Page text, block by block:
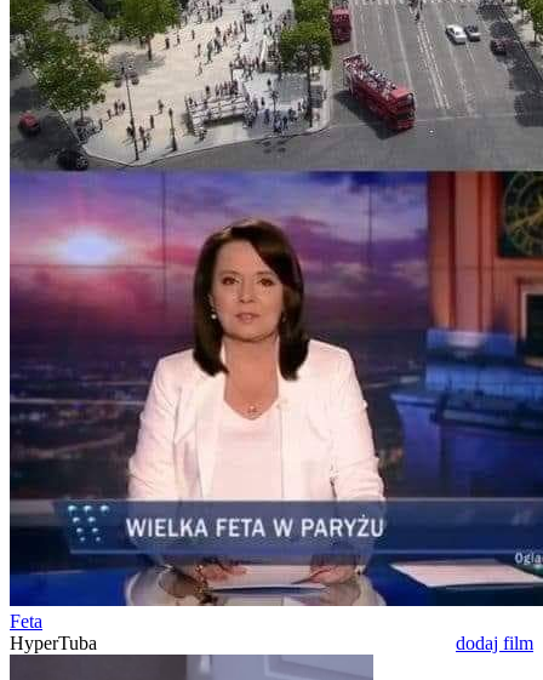
Feta
HyperTuba
dodaj film